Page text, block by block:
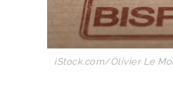
iStock.com/Olivier Le